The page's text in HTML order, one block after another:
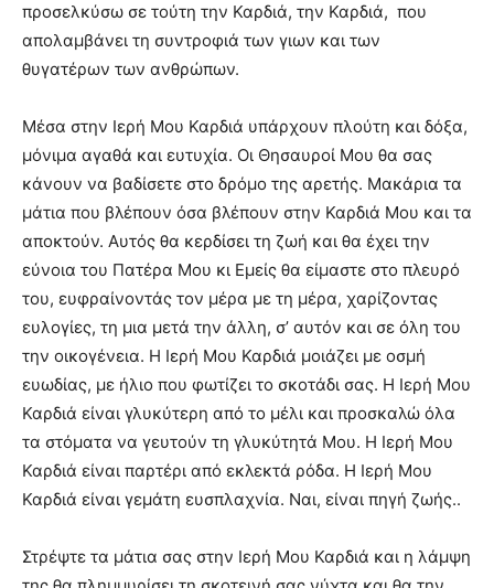
προσελκύσω σε τούτη την Καρδιά, την Καρδιά, που
απολαμβάνει τη συντροφιά των γιων και των
θυγατέρων των ανθρώπων.
Μέσα στην Ιερή Μου Καρδιά υπάρχουν πλούτη και δόξα,
μόνιμα αγαθά και ευτυχία. Οι Θησαυροί Μου θα σας
κάνουν να βαδίσετε στο δρόμο της αρετής. Μακάρια τα
μάτια που βλέπουν όσα βλέπουν στην Καρδιά Μου και τα
αποκτούν. Αυτός θα κερδίσει τη ζωή και θα έχει την
εύνοια του Πατέρα Μου κι Εμείς θα είμαστε στο πλευρό
του, ευφραίνοντάς τον μέρα με τη μέρα, χαρίζοντας
ευλογίες, τη μια μετά την άλλη, σ’ αυτόν και σε όλη του
την οικογένεια. Η Ιερή Μου Καρδιά μοιάζει με οσμή
ευωδίας, με ήλιο που φωτίζει το σκοτάδι σας. Η Ιερή Μου
Καρδιά είναι γλυκύτερη από το μέλι και προσκαλώ όλα
τα στόματα να γευτούν τη γλυκύτητά Μου. Η Ιερή Μου
Καρδιά είναι παρτέρι από εκλεκτά ρόδα. Η Ιερή Μου
Καρδιά είναι γεμάτη ευσπλαχνία. Ναι, είναι πηγή ζωής..
Στρέψτε τα μάτια σας στην Ιερή Μου Καρδιά και η λάμψη